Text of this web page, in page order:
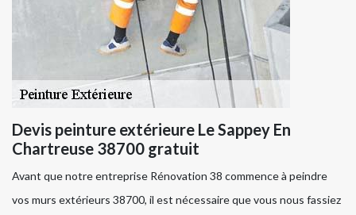
Devis peinture extérieure Le Sappey En
Chartreuse 38700 gratuit
Avant que notre entreprise Rénovation 38 commence à peindre
vos murs extérieurs 38700, il est nécessaire que vous nous fassiez